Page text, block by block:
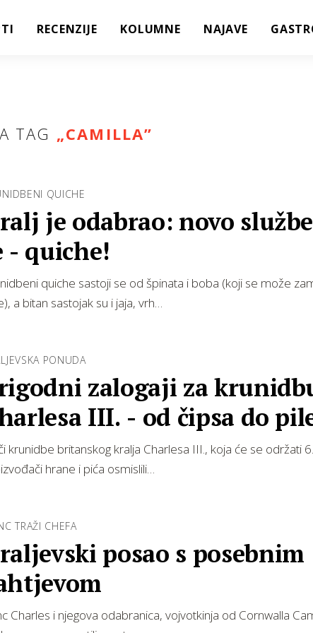
RECENZIJE KOLUMNE NAJAVE
TAG „CAMILLA”
QUICHE
je odabrao: novo
- quiche!
quiche sastoji se od špinata i boba (koji se može
a bitan sastojak su i jaja, vrh…
PONUDA
zalogaji za
III. - od čipsa do
krunidbe britanskog kralja Charlesa III., koja će se održati
hrane i pića osmislili…
TRAŽI CHEFA
posao s posebnim
Charles i njegova odabranica, vojvotkinja od Cornwalla